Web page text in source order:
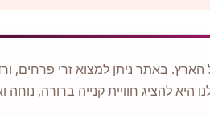
באתר ניתן למצוא זרי פרחים,
היא להציג חוויית קנייה ברורה,